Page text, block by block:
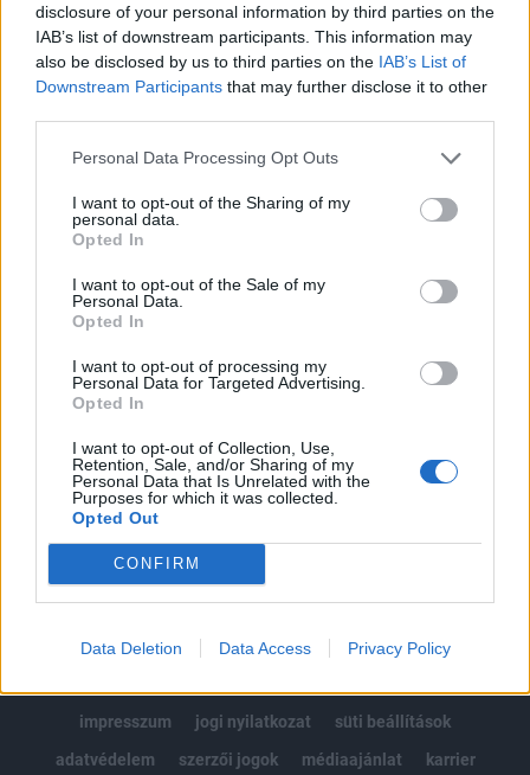
disclosure of your personal information by third parties on the
IAB’s list of downstream participants. This information may
also be disclosed by us to third parties on the IAB’s List of
Downstream Participants that may further disclose it to other
Personal Data Processing Opt Outs
I want to opt-out of the Sharing of my
personal data.
Opted In
I want to opt-out of the Sale of my
Personal Data.
Opted In
I want to opt-out of processing my
Personal Data for Targeted Advertising.
Opted In
I want to opt-out of Collection, Use,
Retention, Sale, and/or Sharing of my
Personal Data that Is Unrelated with the
Purposes for which it was collected.
Opted Out
CONFIRM
Data Deletion Data Access Privacy Policy
kérdéssel foglalkozik a Portfolio konferenciája, mely
szakértőkkel...
KEDVES OLVASÓNK!
A keresett cikk a portfolio.hu hírarchívumához
regisztrációhoz kötött.
Portfolio.hu teljes cikkarchívum
Kötéslisták: BÉT elmúlt 2 év napon belüli
MÁR ELŐFIZETŐNK VAGY?BEJELENTKEZÉS
impresszum
jogi nyilatkozat
süti beállítások
adatvédelem
szerzői jogok médiaajánlat karrier